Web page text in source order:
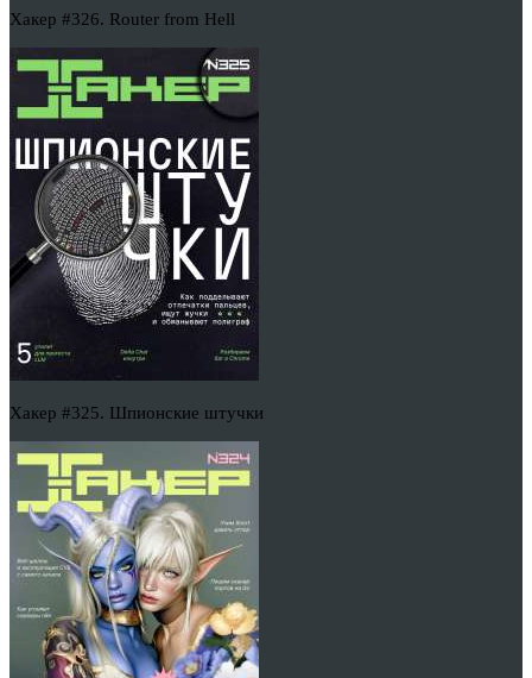
Хакер #326. Router from Hell
Хакер #325. Шпионские штучки